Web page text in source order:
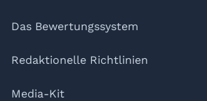
Das Bewertungssystem
Redaktionelle Richtlinien
Media-Kit